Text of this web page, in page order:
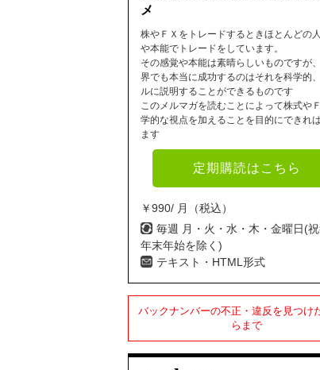
メ
株やＦＸをトレードするときほとんどの
や本能でトレードをしています。
その感覚や本能は素晴らしいものですが
界でも本当に成功するのはそれを科学的
ルに説明することができるものです
このメルマガを読むことによって株式や
学的な視点を加えることを目的にできれ
ます
定期購読はこちら
￥990/ 月（税込）
毎週 月・火・水・木・金曜日(祝
年末年始を除く)
テキスト・HTML形式
バックナンバーの不正・違反を見つけ
らまで